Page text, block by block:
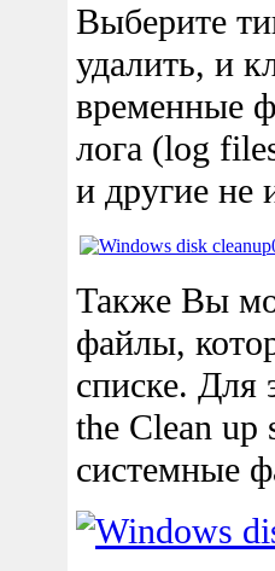
Выберите
удалить, и
временные
лога (log
и другие
Также Вы
файлы,
списке. Для
the Clean up
системные